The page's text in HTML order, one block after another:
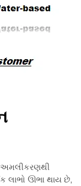
અમલીકરણથી
લાભો ઊભા થાય છે,